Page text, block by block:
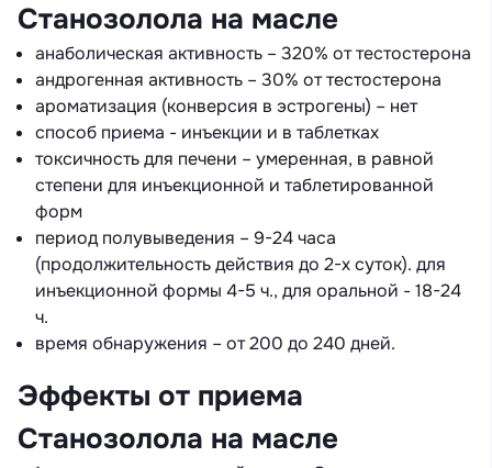
Станозолола на масле
анаболическая активность – 320% от тестостерона
андрогенная активность – 30% от тестостерона
ароматизация (конверсия в эстрогены) – нет
способ приема - инъекции и в таблетках
токсичность для печени – умеренная, в равной
степени для инъекционной и таблетированной
форм
период полувыведения – 9-24 часа
(продолжительность действия до 2-х суток). для
инъекционной формы 4-5 ч., для оральной - 18-24
ч.
время обнаружения – от 200 до 240 дней.
Эффекты от приема
Станозолола на масле